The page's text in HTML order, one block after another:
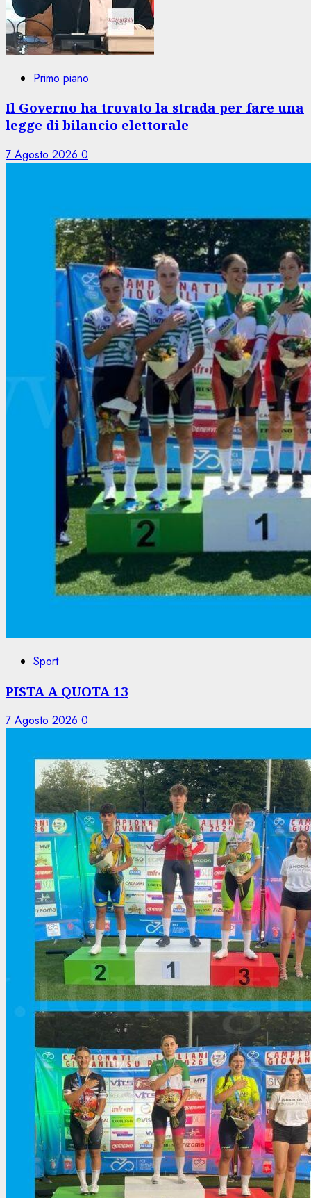
Primo piano
Il Governo ha trovato la strada per fare una
legge di bilancio elettorale
7 Agosto 2026 0
Sport
PISTA A QUOTA 13
7 Agosto 2026 0